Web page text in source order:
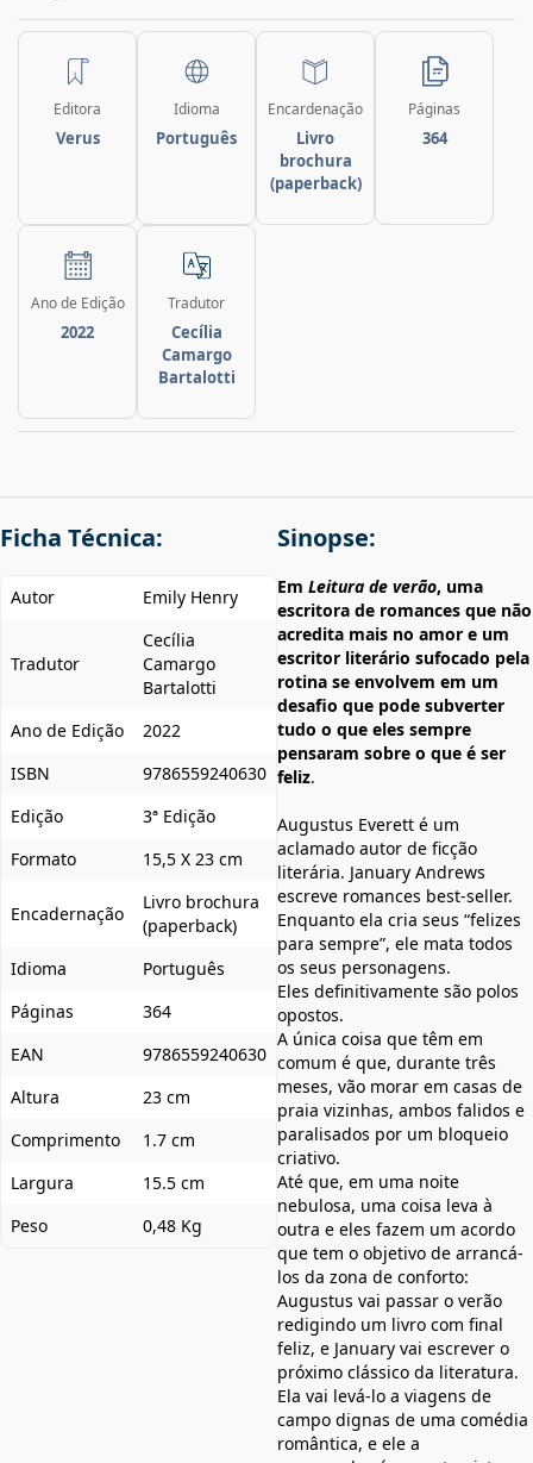
Editora
Verus
Idioma
Português
Encardenação
Livro
brochura
(paperback)
Páginas
364
Ano de Edição
2022
Tradutor
Cecília
Camargo
Bartalotti
Ficha Técnica:
Autor Emily Henry
Tradutor
Cecília
Camargo
Bartalotti
Ano de Edição
2022
ISBN
9786559240630
Edição
3ª Edição
Formato
15,5 X 23 cm
Encadernação
Livro brochura
(paperback)
Idioma
Português
Páginas
364
EAN
9786559240630
Altura
23 cm
Comprimento
1.7 cm
Largura
15.5 cm
Peso
0,48 Kg
Sinopse:
Em Leitura de verão, uma
escritora de romances que não
acredita mais no amor e um
escritor literário sufocado pela
rotina se envolvem em um
desafio que pode subverter
tudo o que eles sempre
pensaram sobre o que é ser
feliz.
Augustus Everett é um
aclamado autor de ficção
literária. January Andrews
escreve romances best-seller.
Enquanto ela cria seus “felizes
para sempre”, ele mata todos
os seus personagens.
Eles definitivamente são polos
opostos.
A única coisa que têm em
comum é que, durante três
meses, vão morar em casas de
praia vizinhas, ambos falidos e
paralisados por um bloqueio
criativo.
Até que, em uma noite
nebulosa, uma coisa leva à
outra e eles fazem um acordo
que tem o objetivo de arrancá-
los da zona de conforto:
Augustus vai passar o verão
redigindo um livro com final
feliz, e January vai escrever o
próximo clássico da literatura.
Ela vai levá-lo a viagens de
campo dignas de uma comédia
romântica, e ele a